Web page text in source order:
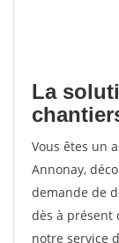
La
Vous êtes un
Annonay,
demande de
dès à présent
notre service